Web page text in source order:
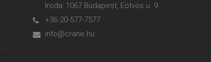
Iroda: 1067 Budapest, Eötvös u. 9.
+36-20-577-7577
info@crane.hu